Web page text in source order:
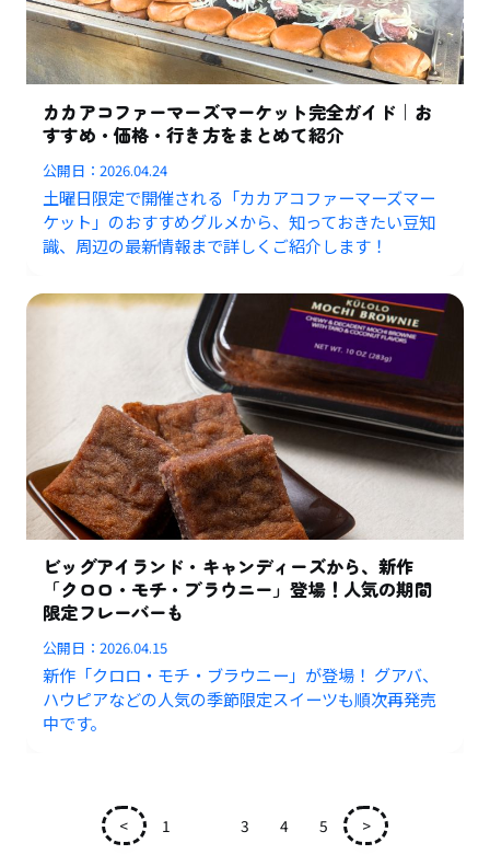
カカアコファーマーズマーケット完全ガイド｜お
すすめ・価格・行き方をまとめて紹介
公開日：2026.04.24
土曜日限定で開催される「カカアコファーマーズマー
ケット」のおすすめグルメから、知っておきたい豆知
識、周辺の最新情報まで詳しくご紹介します！
ビッグアイランド・キャンディーズから、新作
「クロロ・モチ・ブラウニー」登場！人気の期間
限定フレーバーも
公開日：2026.04.15
新作「クロロ・モチ・ブラウニー」が登場！ グアバ、
ハウピアなどの人気の季節限定スイーツも順次再発売
中です。
< 1 3 4 5 >